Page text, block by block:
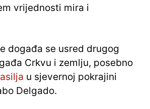
vrijednosti mira i
događa se usred drugog
Crkvu i zemlju, posebno
u sjevernoj pokrajini
Delgado.